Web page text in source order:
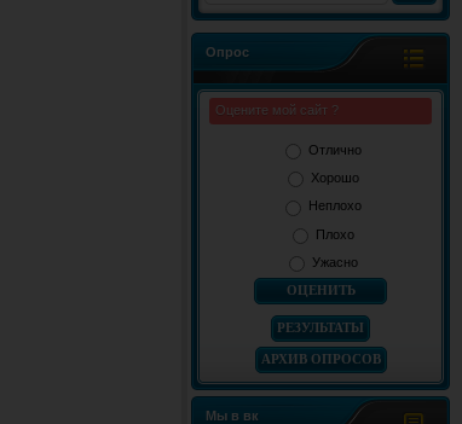
Опрос
Оцените мой сайт ?
Отлично
Хорошо
Неплохо
Плохо
Ужасно
РЕЗУЛЬТАТЫ
АРХИВ ОПРОСОВ
Мы в вк